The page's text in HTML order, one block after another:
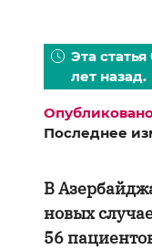
Эта
лет назад.
Последнее
В
новых
56